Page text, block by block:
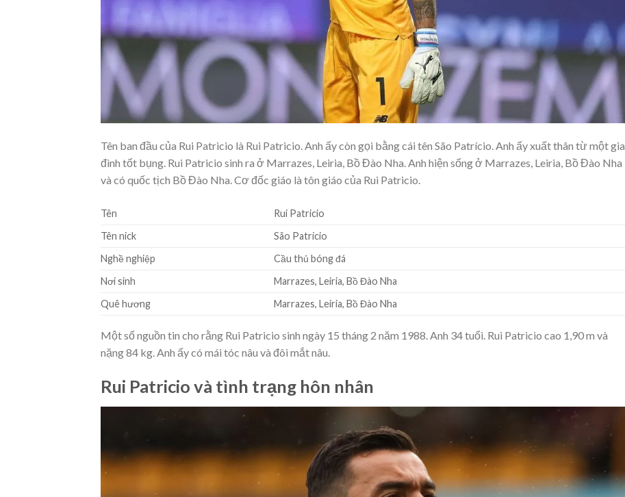
Tên ban đầu của Rui Patricio là Rui Patricio. Anh ấy còn gọi bằng cái tên São Patrício. Anh ấy xuất thân từ một gia
đình tốt bụng. Rui Patricio sinh ra ở Marrazes, Leiria, Bồ Đào Nha. Anh hiện sống ở Marrazes, Leiria, Bồ Đào Nha
và có quốc tịch Bồ Đào Nha. Cơ đốc giáo là tôn giáo của Rui Patricio.
Tên
Rui Patricio
Tên nick
São Patrício
Nghề nghiệp
Cầu thủ bóng đá
Nơi sinh
Marrazes, Leiria, Bồ Đào Nha
Quê hương
Marrazes, Leiria, Bồ Đào Nha
Một số nguồn tin cho rằng Rui Patricio sinh ngày 15 tháng 2 năm 1988. Anh 34 tuổi. Rui Patricio cao 1,90 m và
nặng 84 kg. Anh ấy có mái tóc nâu và đôi mắt nâu.
Rui Patricio và tình trạng hôn nhân